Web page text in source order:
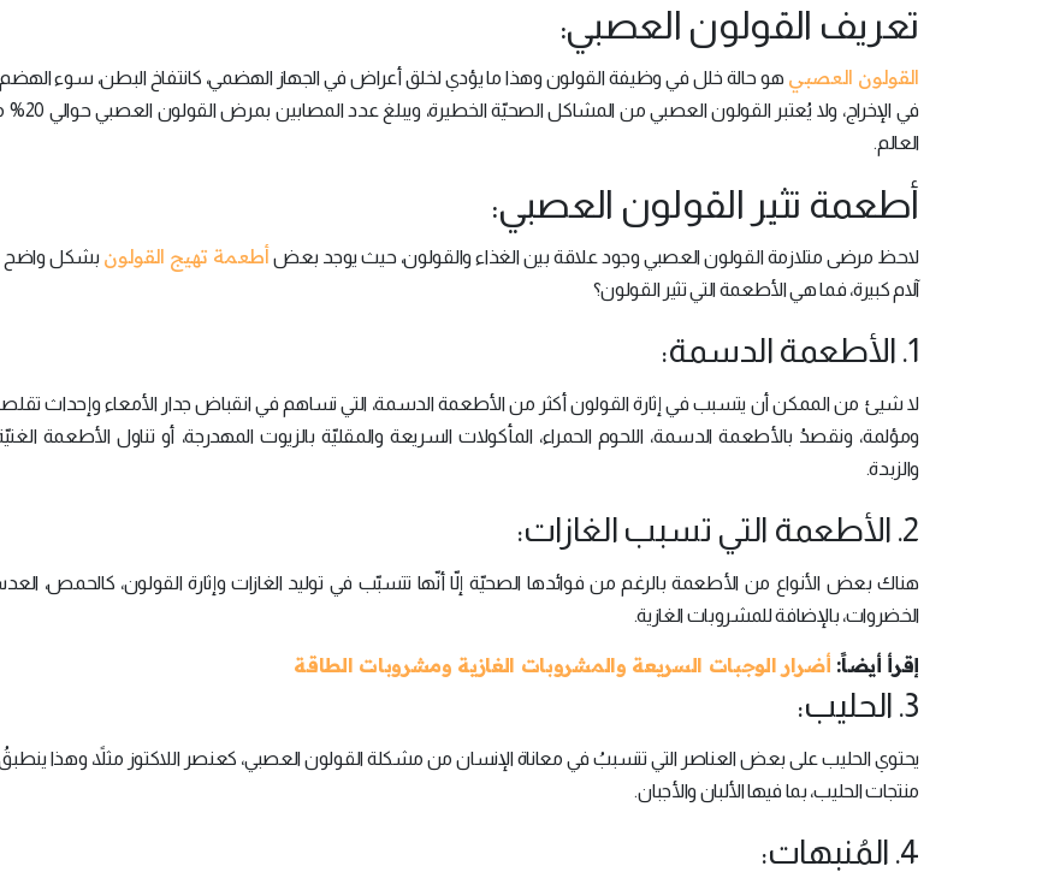
تعريف القولون العصبي:
القولون العصبي هو حالة خلل في وظيفة القولون وهذا ما يؤدي لخلق أعراض في الجهاز الهضمي، كانتفاخ البطن، سوء
في الإخراج، ولا يُعتبر
العالم.
أطعمة تثير القولون العصبي:
لاحظ مرضى متلازمة القولون العصبي وجود علاقة بين الغذاء والقولون، حيث يوجد بعض أطعمة تهيج القولون بشكل واضح
آلام كبيرة، فما هي الأطعمة التي تثير القولون؟
1. الأطعمة الدسمة:
لا شيئ من الممكن أن يتسبب في إثارة القولون أكثر من الأطعمة الدسمة، التي تساهم في انقباض جدار الأمعاء وإحداث
ومؤلمة، ونقصدُ بالأطعمة الدسمة، اللحوم الحمراء، المأكولات السريعة والمقليّة بالزيوت المهدرجة، أو تناول الأطعمة
والزبدة.
2. الأطعمة التي تسبب الغازات:
هناك بعض الأنواع من الأطعمة بالرغم من فوائدها الصحيّة إلّا أنّها تتسبّب في توليد الغازات وإثارة القولون، كالحمص،
الخضروات، بالإضافة للمشروبات الغازية.
إقرأ أيضاً: أضرار الوجبات السريعة والمشروبات الغازية ومشروبات الطاقة
3. الحليب:
يحتوي الحليب على بعض العناصر التي تتسببُ في معاناة الإنسان من مشكلة القولون العصبي، كعنصر اللاكتوز مثلاً، وهذا
منتجات الحليب، بما فيها الألبان والأجبان.
4. المُنبهات: